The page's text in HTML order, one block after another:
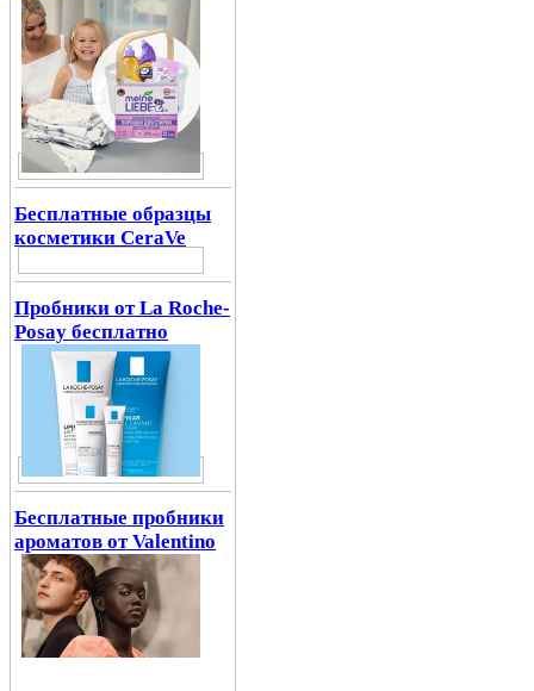
Бесплатные образцы
косметики CeraVe
Пробники от La Roche-
Posay бесплатно
Бесплатные пробники
ароматов от Valentino